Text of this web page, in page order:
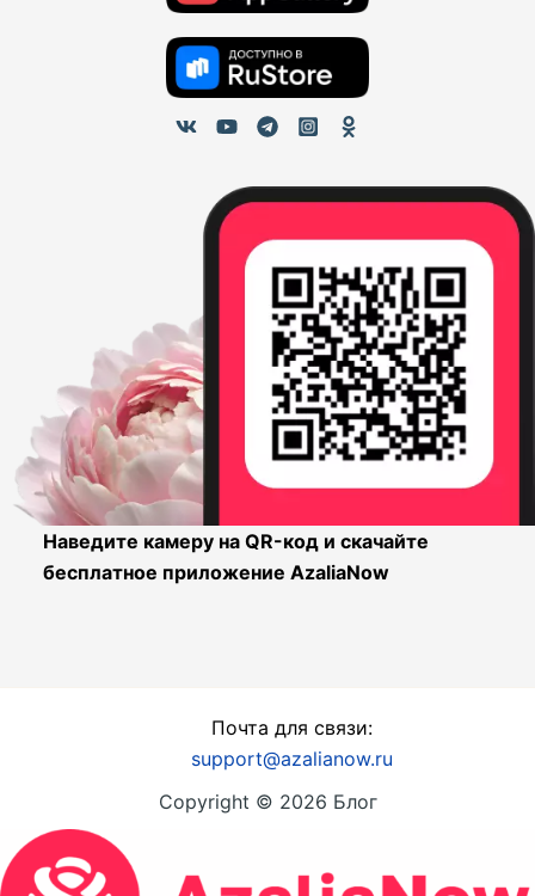
Наведите камеру на QR-код и скачайте
бесплатное приложение AzaliaNow
Почта для связи:
support@azalianow.ru
Copyright © 2026 Блог